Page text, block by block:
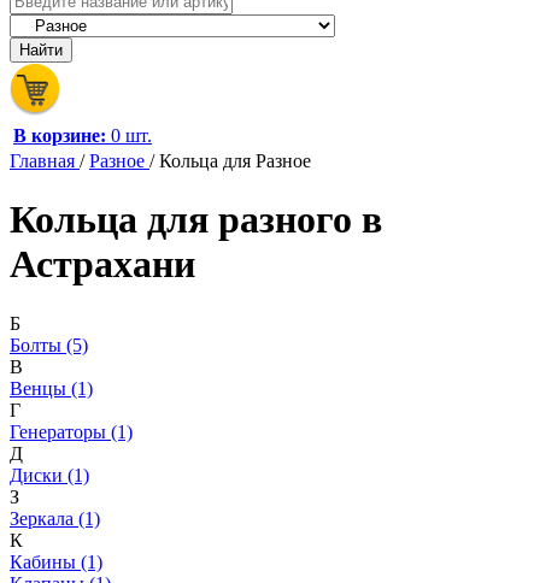
В корзине: 0 шт.
Главная /Разное /Кольца для Разное
Кольца для разного в
Астрахани
Б
Болты (5)
В
Венцы (1)
Г
Генераторы (1)
Д
Диски (1)
З
Зеркала (1)
К
Кабины (1)